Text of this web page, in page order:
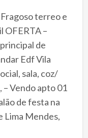
terreo e
OFERTA –
de
Edf Vila
sala, coz/
– Vendo apto 01
de festa na
Lima Mendes,